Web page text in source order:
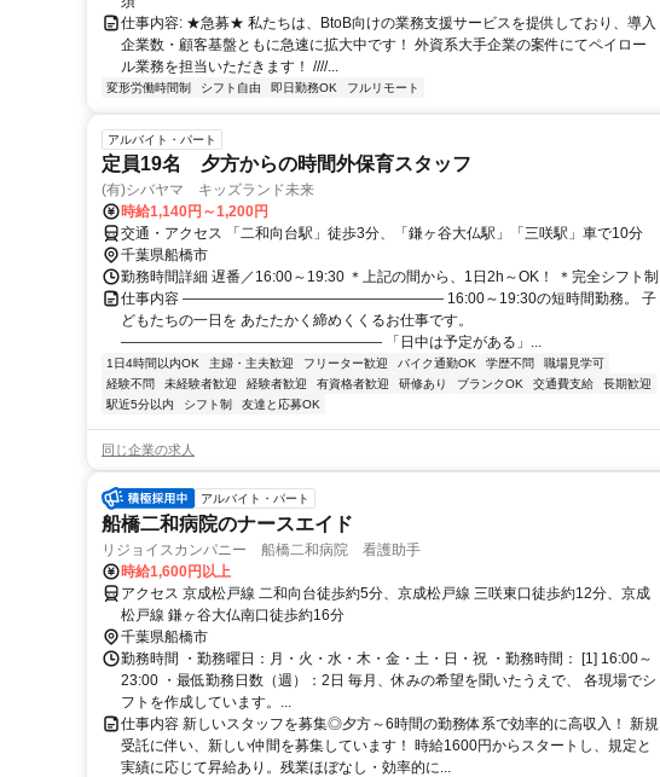
仕事内容: ★急募★ 私たちは、BtoB向けの業務支援サービスを提供しており、導入
企業数・顧客基盤ともに急速に拡大中です！ 外資系大手企業の案件にてペイロー
ル業務を担当いただきます！ ////...
変形労働時間制 シフト自由 即日勤務OK フルリモート
アルバイト・パート
定員19名 夕方からの時間外保育スタッフ
(有)シバヤマ キッズランド未来
時給1,140円～1,200円
交通・アクセス 「二和向台駅」徒歩3分、「鎌ヶ谷大仏駅」「三咲駅」車で10分
千葉県船橋市
勤務時間詳細 遅番／16:00～19:30 ＊上記の間から、1日2h～OK！ ＊完全シフト制
仕事内容 ―――――――――――――――――― 16:00～19:30の短時間勤務。 子
どもたちの一日を あたたかく締めくくるお仕事です。
―――――――――――――――――― 「日中は予定がある」...
1日4時間以内OK 主婦・主夫歓迎 フリーター歓迎 バイク通勤OK 学歴不問
職場見学可
経験不問
未経験者歓迎 経験者歓迎 有資格者歓迎 研修あり ブランクOK 交通費支給
長期歓迎
駅近5分以内
シフト制 友達と応募OK
同じ企業の求人
アルバイト・パート
船橋二和病院のナースエイド
リジョイスカンパニー 船橋二和病院 看護助手
時給1,600円以上
アクセス 京成松戸線 二和向台徒歩約5分、京成松戸線 三咲東口徒歩約12分、京成
松戸線 鎌ヶ谷大仏南口徒歩約16分
千葉県船橋市
勤務時間 ・勤務曜日：月・火・水・木・金・土・日・祝 ・勤務時間： [1] 16:00～
23:00 ・最低勤務日数（週）：2日 毎月、休みの希望を聞いたうえで、 各現場でシ
フトを作成しています。...
仕事内容 新しいスタッフを募集◎夕方～6時間の勤務体系で効率的に高収入！ 新規
受託に伴い、新しい仲間を募集しています！ 時給1600円からスタートし、規定と
実績に応じて昇給あり。残業ほぼなし・効率的に...